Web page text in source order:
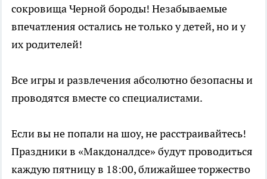
сокровища Черной бороды! Незабываемые
впечатления остались не только у детей, но и у
их родителей!
Все игры и развлечения абсолютно безопасны и
проводятся вместе со специалистами.
Если вы не попали на шоу, не расстраивайтесь!
Праздники в «Макдоналдсе» будут проводиться
каждую пятницу в 18:00, ближайшее торжество